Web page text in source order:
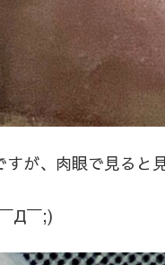
が、肉眼で見ると
Д￣;)